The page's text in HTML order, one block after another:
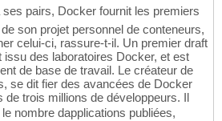
ses pairs, Docker fournit les premiers
son projet personnel de conteneurs,
celui-ci, rassure-t-il. Un premier draft
issu des laboratoires Docker, et est
de base de travail. Le créateur de
se dit fier des avancées de Docker
de trois millions de développeurs. Il
nombre dapplications publiées,